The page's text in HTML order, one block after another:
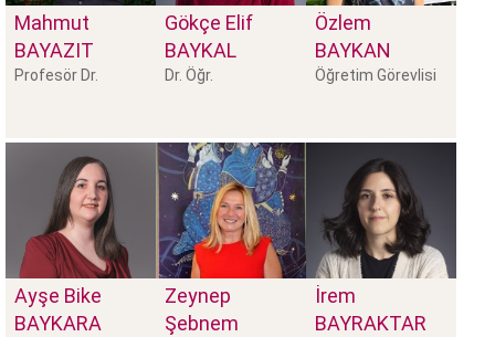
Mahmut
BAYAZIT
Profesör Dr.
Gökçe Elif
BAYKAL
Dr. Öğr.
Özlem
BAYKAN
Öğretim Görevlisi
Ayşe Bike
BAYKARA
Zeynep
Şebnem
İrem
BAYRAKTAR